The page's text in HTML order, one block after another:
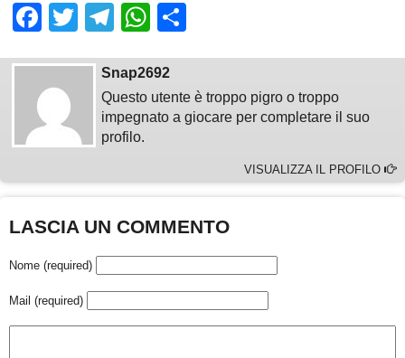
Facebook
TwitterTelegram
WhatsApp
Snap2692
Questo utente è troppo pigro o troppo
impegnato a giocare per completare il suo
profilo.
VISUALIZZA IL PROFILO
LASCIA UN COMMENTO
Nome (required)
Mail (required)